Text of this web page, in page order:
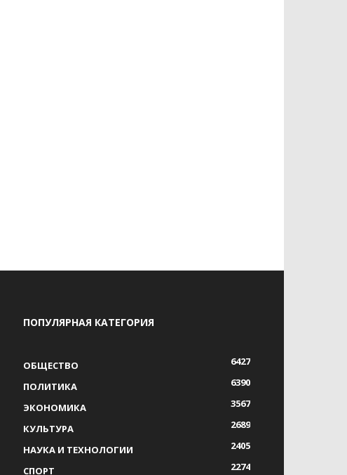
ПОПУЛЯРНАЯ КАТЕГОРИЯ
ОБЩЕСТВО
6427
ПОЛИТИКА
6390
ЭКОНОМИКА
3567
КУЛЬТУРА
2689
НАУКА И ТЕХНОЛОГИИ
2405
СПОРТ
2274